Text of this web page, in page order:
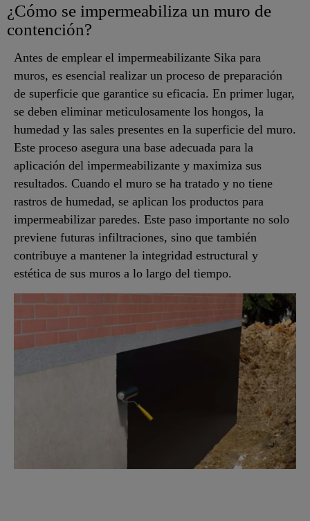
¿Cómo se impermeabiliza un muro de
contención?
Antes de emplear el impermeabilizante Sika para
muros, es esencial realizar un proceso de preparación
de superficie que garantice su eficacia. En primer lugar,
se deben eliminar meticulosamente los hongos, la
humedad y las sales presentes en la superficie del muro.
Este proceso asegura una base adecuada para la
aplicación del impermeabilizante y maximiza sus
resultados. Cuando el muro se ha tratado y no tiene
rastros de humedad, se aplican los productos para
impermeabilizar paredes. Este paso importante no solo
previene futuras infiltraciones, sino que también
contribuye a mantener la integridad estructural y
estética de sus muros a lo largo del tiempo.